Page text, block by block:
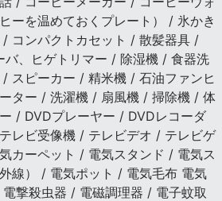
ーを温めておくプレート） / 氷かき
コンパクトカセット / 散髪器具 /
バ、ヒゲトリマー / 除湿機 / 食器洗
スピーカー / 精米機 / 石油ファンヒ
ター / 洗濯機 / 扇風機 / 掃除機 / 体
/ DVDプレーヤー / DVDレコーダ
レビ受像機 / テレビデオ / テレビゲ
カーペット / 電気スタンド / 電気ス
線） / 電気ポット / 電気毛布 電気
撃殺虫器 / 電磁調理器 / 電子蚊取